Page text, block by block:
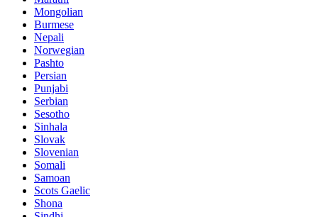
Mongolian
Burmese
Nepali
Norwegian
Pashto
Persian
Punjabi
Serbian
Sesotho
Sinhala
Slovak
Slovenian
Somali
Samoan
Scots Gaelic
Shona